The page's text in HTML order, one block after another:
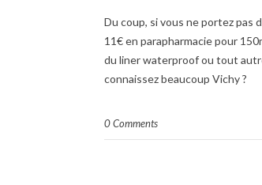
Du coup, si vous ne portez pas
11€ en parapharmacie pour
du liner waterproof ou tout
connaissez beaucoup Vichy ?
0 Comments